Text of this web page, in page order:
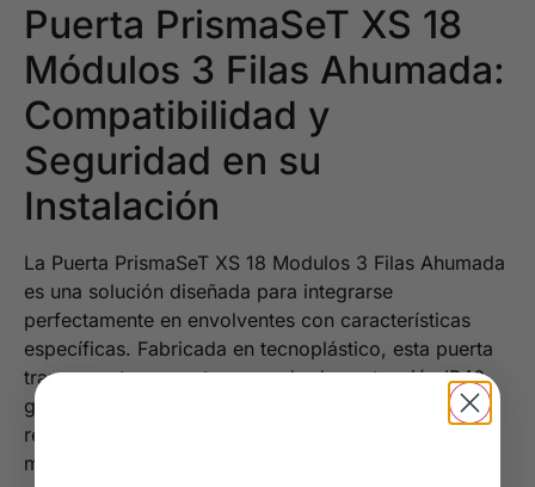
Puerta PrismaSeT XS 18
Módulos 3 Filas Ahumada:
Compatibilidad y
Seguridad en su
Instalación
La Puerta PrismaSeT XS 18 Modulos 3 Filas Ahumada
es una solución diseñada para integrarse
perfectamente en envolventes con características
específicas. Fabricada en tecnoplástico, esta puerta
transparente presenta un grado de protección IP40,
garantizando resistencia y seguridad en ambientes
residenciales y terciarios. Su diseño de 3 filas y 18
módulos de 18 mm permite una integración eficiente